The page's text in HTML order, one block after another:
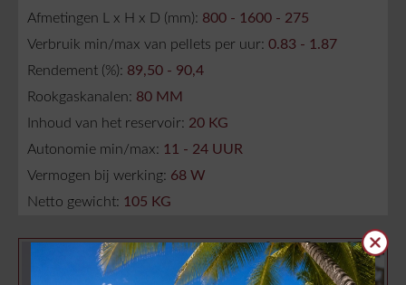
Afmetingen L x H x D (mm): 800 - 1600 - 275
Verbruik min/max van pellets per uur: 0.83 - 1.87
Rendement (%): 89,50 - 90,4
Rookgaskanalen: 80 MM
Inhoud van het reservoir: 20 KG
Autonomie min/max: 11 - 24 UUR
Vermogen bij werking: 68 W
Netto gewicht: 105 KG